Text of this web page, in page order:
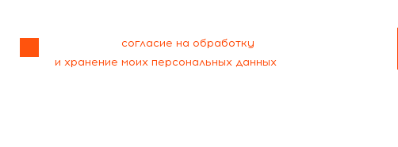
согласие на обработку
и хранение моих персональных данных